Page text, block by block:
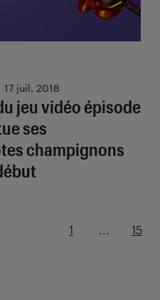
jeu vidéo épisode
ses
champignons
17 juil. 2018
1 ... 15